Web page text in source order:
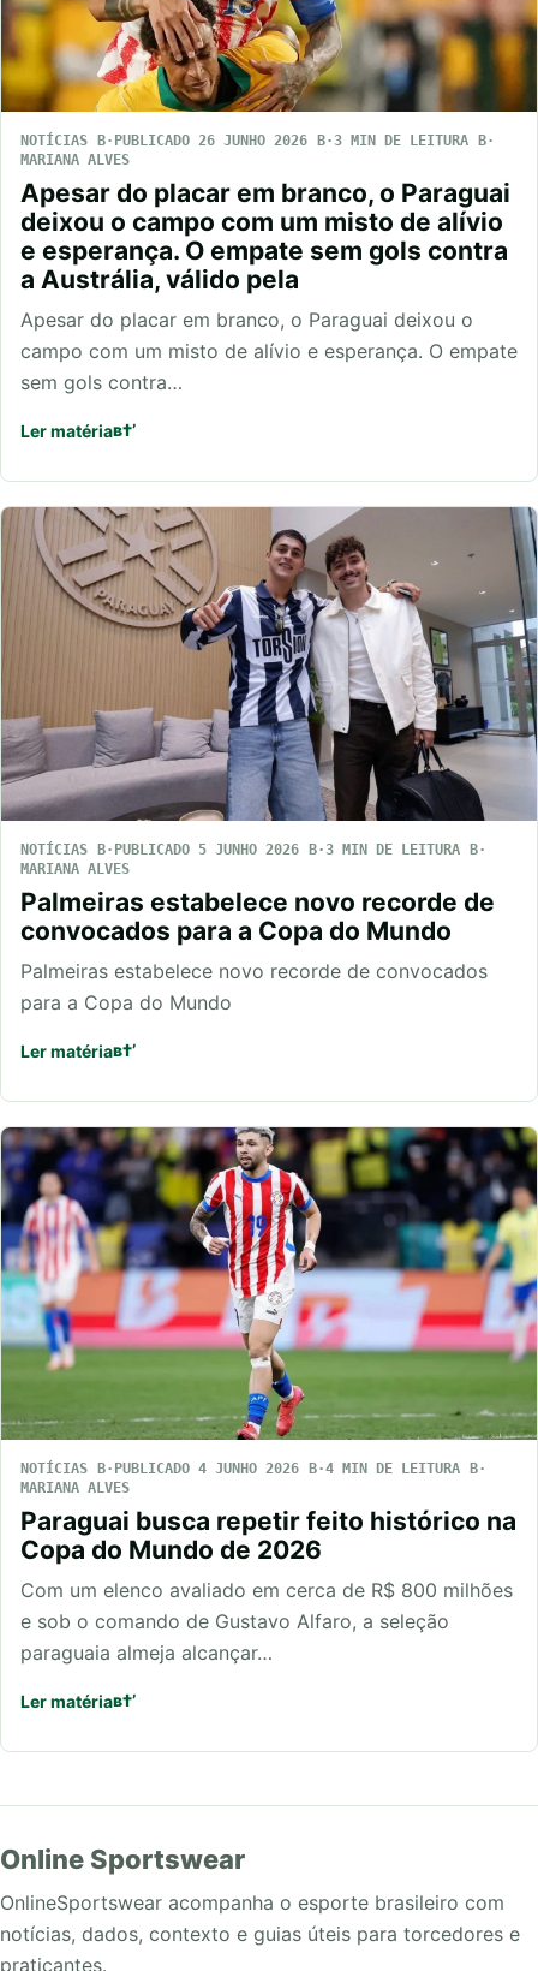
NOTÍCIAS PUBLICADO 26 JUNHO 2026
3 MIN DE LEITURA
MARIANA ALVES
Apesar do placar em branco, o Paraguai
deixou o campo com um misto de alívio
e esperança. O empate sem gols contra
a Austrália, válido pela
Apesar do placar em branco, o Paraguai deixou o
campo com um misto de alívio e esperança. O empate
sem gols contra…
Ler matéria
NOTÍCIAS PUBLICADO 5 JUNHO 2026
3 MIN DE LEITURA
MARIANA ALVES
Palmeiras estabelece novo recorde de
convocados para a Copa do Mundo
Palmeiras estabelece novo recorde de convocados
para a Copa do Mundo
Ler matéria
NOTÍCIAS PUBLICADO 4 JUNHO 2026
4 MIN DE LEITURA
MARIANA ALVES
Paraguai busca repetir feito histórico na
Copa do Mundo de 2026
Com um elenco avaliado em cerca de R$ 800 milhões
e sob o comando de Gustavo Alfaro, a seleção
paraguaia almeja alcançar…
Ler matéria
Online Sportswear
OnlineSportswear acompanha o esporte brasileiro com
notícias, dados, contexto e guias úteis para torcedores e
praticantes.